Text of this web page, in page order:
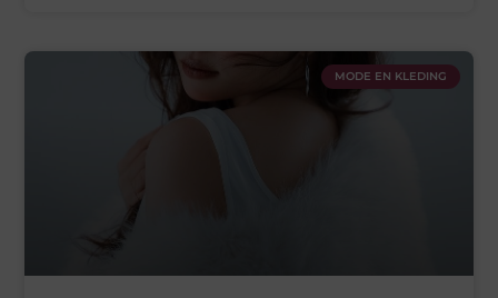
MODE EN KLEDING